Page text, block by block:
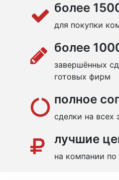
более
для покупки
более
завершённых
готовых фирм
полное
сделки на всех
лучшие
на компании